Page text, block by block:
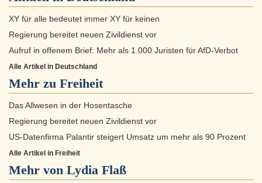
XY für alle bedeutet immer XY für keinen
Regierung bereitet neuen Zivildienst vor
Aufruf in offenem Brief: Mehr als 1.000 Juristen für AfD-Verbot
Alle Artikel in Deutschland
Mehr zu Freiheit
Das Allwesen in der Hosentasche
Regierung bereitet neuen Zivildienst vor
US-Datenfirma Palantir steigert Umsatz um mehr als 90 Prozent
Alle Artikel in Freiheit
Mehr von Lydia Flaß